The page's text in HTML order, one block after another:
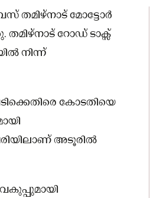
തമിഴ്നാട് മോട്ടോർ
റോഡ് ടാക്സ്
നിന്ന്
കോടതിയെ
അടൂരിൽ